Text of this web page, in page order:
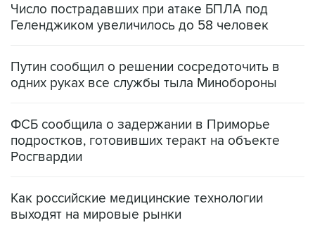
Число пострадавших при атаке БПЛА под
Геленджиком увеличилось до 58 человек
Путин сообщил о решении сосредоточить в
одних руках все службы тыла Минобороны
ФСБ сообщила о задержании в Приморье
подростков, готовивших теракт на объекте
Росгвардии
Как российские медицинские технологии
выходят на мировые рынки